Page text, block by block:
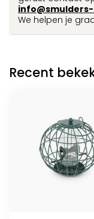
We helpen je
Recent